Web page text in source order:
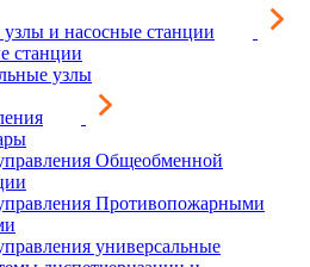
и насосные станции
станции
узлы
Общеобменной
Противопожарными
универсальные